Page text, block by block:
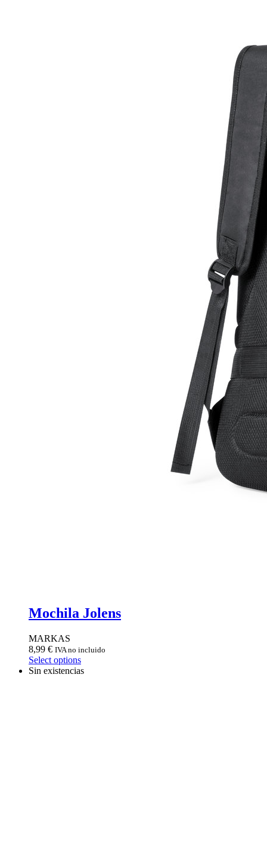
Mochila Jolens
MARKAS
8,99 € IVA no incluido
Select options
Sin existencias